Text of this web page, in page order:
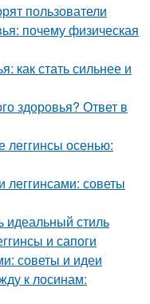
пользователи
почему физическая
как стать сильнее и
здоровья? Ответ в
леггинсы осенью:
леггинсами: советы
идеальный стиль
и сапоги
советы и идеи
к лосинам: